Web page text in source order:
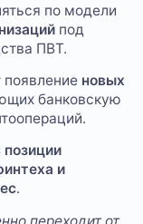
по модели
под
ПВТ.
появление новых
банковскую
позиции
и
.